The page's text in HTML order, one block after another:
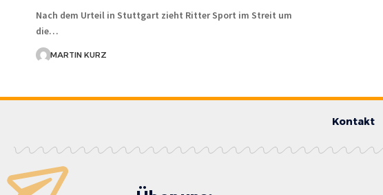
Nach dem Urteil in Stuttgart zieht Ritter Sport im Streit um
die…
MARTIN KURZ
Kontakt